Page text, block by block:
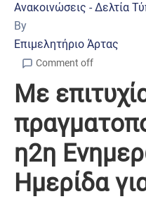
Ανακοινώσεις - Δελτία
By
Επιμελητήριο Άρτας
Comment off
Με
η2η
Ημερίδα